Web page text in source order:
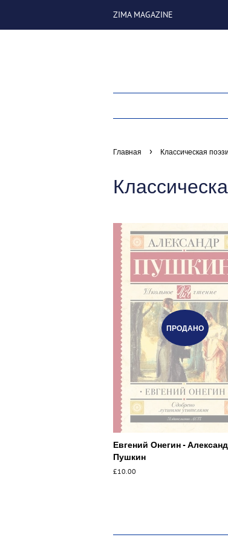
ZIMA MAGAZINE
Главная › Классическая
ПРОДАНО
Евгений Онегин -
Пушкин
Обычная
£10.00